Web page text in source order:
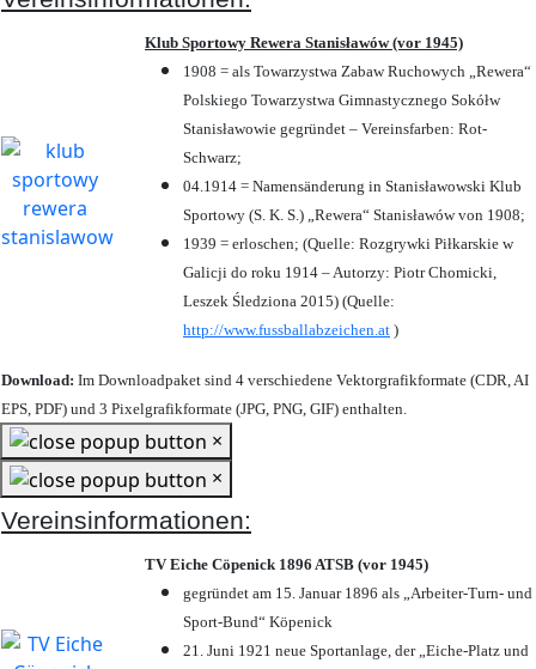
Klub Sportowy Rewera Stanisławów (vor 1945)
1908 = als Towarzystwa Zabaw Ruchowych „Rewera“
Polskiego Towarzystwa Gimnastycznego Sokółw
Stanisławowie gegründet – Vereinsfarben: Rot-
Schwarz;
04.1914 = Namensänderung in Stanisławowski Klub
Sportowy (S. K. S.) „Rewera“ Stanisławów von 1908;
1939 = erloschen; (Quelle: Rozgrywki Piłkarskie w
Galicji do roku 1914 – Autorzy: Piotr Chomicki,
Leszek Śledziona 2015) (Quelle:
http://www.fussballabzeichen.at )
Download: Im Downloadpaket sind 4 verschiedene Vektorgrafikformate (CDR, AI
EPS, PDF) und 3 Pixelgrafikformate (JPG, PNG, GIF) enthalten.
×
×
Vereinsinformationen:
TV Eiche Cöpenick 1896 ATSB (vor 1945)
gegründet am 15. Januar 1896 als „Arbeiter-Turn- und
Sport-Bund“ Köpenick
21. Juni 1921 neue Sportanlage, der „Eiche-Platz und